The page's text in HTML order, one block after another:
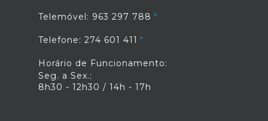
Telemóvel: 963 297 788
Telefone: 274 601 411
Horário de Funcionamento:
Seg. a Sex.:
8h30 - 12h30 / 14h - 17h